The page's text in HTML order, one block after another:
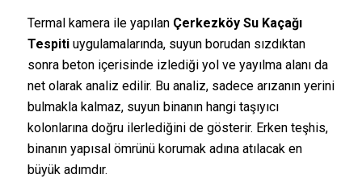
Termal kamera ile yapılan Çerkezköy Su Kaçağı
Tespitiuygulamalarında, suyun borudan sızdıktan
sonra beton içerisinde izlediği yol ve yayılma alanı da
net olarak analiz edilir. Bu analiz, sadece arızanın yerini
bulmakla kalmaz, suyun binanın hangi taşıyıcı
kolonlarına doğru ilerlediğini de gösterir. Erken teşhis,
binanın yapısal ömrünü korumak adına atılacak en
büyük adımdır.